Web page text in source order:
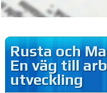
Rusta och
En väg till
utveckling